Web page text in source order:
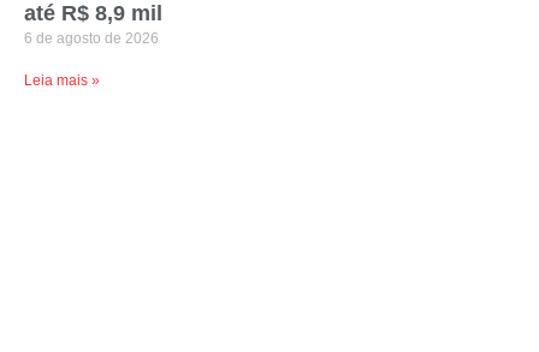
até R$ 8,9 mil
6 de agosto de 2026
Leia mais »